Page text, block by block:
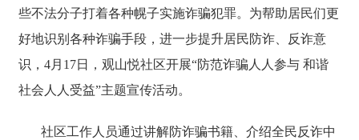
些不法分子打着各种幌子实施诈骗犯罪。为帮助居民们更
好地识别各种诈骗手段，进一步提升居民防诈、反诈意
识，4月17日，观山悦社区开展“防范诈骗人人参与 和谐
社会人人受益”主题宣传活动。
社区工作人员通过讲解防诈骗书籍、介绍全民反诈中